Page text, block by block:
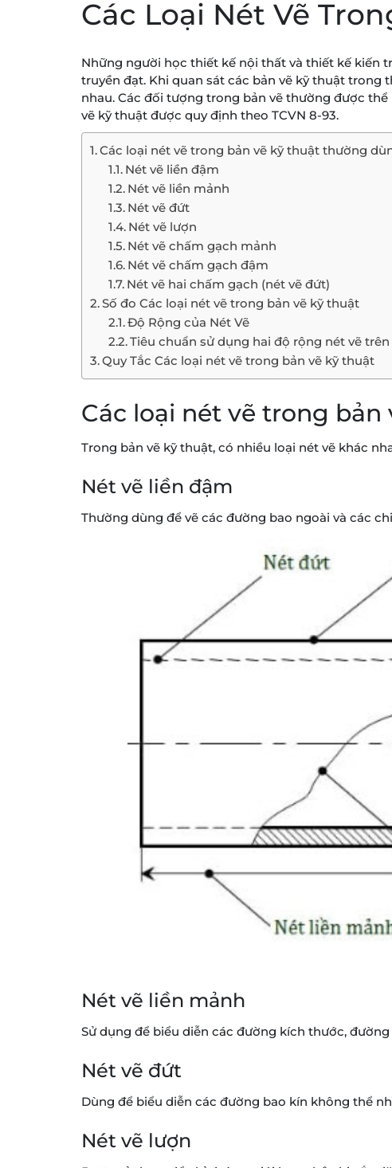
Các Loại Nét Vẽ
Những người học thiết kế nội thất và thiết kế kiến
truyền đạt. Khi quan sát các bản vẽ kỹ thuật trong
nhau. Các đối tượng trong bản vẽ thường được
vẽ kỹ thuật được quy định theo TCVN 8-93.
Các loại nét vẽ trong bản vẽ kỹ thuật thường
Nét vẽ liền đậm
Nét vẽ liền mảnh
Nét vẽ đứt
Nét vẽ lượn
Nét vẽ chấm gạch mảnh
Nét vẽ chấm gạch đậm
Nét vẽ hai chấm gạch (nét vẽ đứt)
Số đo Các loại nét vẽ trong bản vẽ kỹ thuật
Độ Rộng của Nét Vẽ
Tiêu chuẩn sử dụng hai độ rộng nét vẽ
Quy Tắc Các loại nét vẽ trong bản vẽ kỹ thuật
Các loại nét vẽ trong
Trong bản vẽ kỹ thuật, có nhiều loại nét vẽ khác
Nét vẽ liền đậm
Thường dùng để vẽ các đường bao ngoài và các
Nét vẽ liền mảnh
Sử dụng để biểu diễn các đường kích thước,
Nét vẽ đứt
Dùng để biểu diễn các đường bao kín không thể
Nét vẽ lượn